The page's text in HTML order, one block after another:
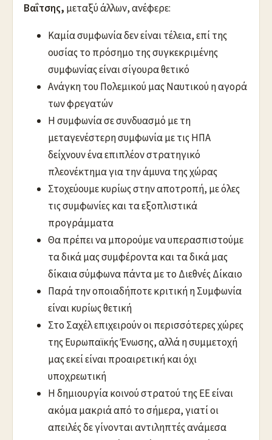
Βαΐτσης, μεταξύ άλλων, ανέφερε:
Καμία συμφωνία δεν είναι τέλεια, επί της
ουσίας το πρόσημο της συγκεκριμένης
συμφωνίας είναι σίγουρα θετικό
Ανάγκη του Πολεμικού μας Ναυτικού η αγορά
των φρεγατών
Η συμφωνία σε συνδυασμό με τη
μεταγενέστερη συμφωνία με τις ΗΠΑ
δείχνουν ένα επιπλέον στρατηγικό
πλεονέκτημα για την άμυνα της χώρας
Στοχεύουμε κυρίως στην αποτροπή, με όλες
τις συμφωνίες και τα εξοπλιστικά
προγράμματα
Θα πρέπει να μπορούμε να υπερασπιστούμε
τα δικά μας συμφέροντα και τα δικά μας
δίκαια σύμφωνα πάντα με το Διεθνές Δίκαιο
Παρά την οποιαδήποτε κριτική η Συμφωνία
είναι κυρίως θετική
Στο Σαχέλ επιχειρούν οι περισσότερες χώρες
της Ευρωπαϊκής Ένωσης, αλλά η συμμετοχή
μας εκεί είναι προαιρετική και όχι
υποχρεωτική
Η δημιουργία κοινού στρατού της ΕΕ είναι
ακόμα μακριά από το σήμερα, γιατί οι
απειλές δε γίνονται αντιληπτές ανάμεσα